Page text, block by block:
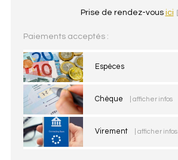
Prise de rendez-vous ici
Paiements acceptés :
Espèces
Chèque | afficher infos
Virement | afficher infos